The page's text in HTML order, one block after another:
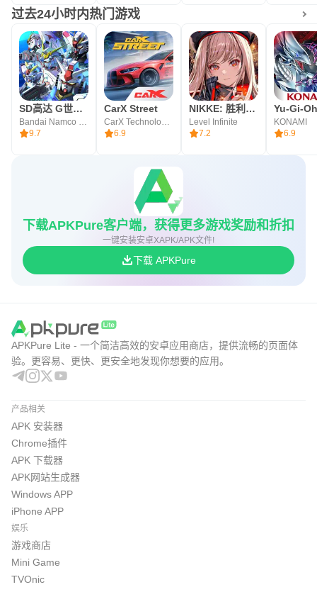
过去24小时内热门游戏
SD高达 G世代 永恒
9.7
CarX Street
6.9
NIKKE: 胜利女神
Level Infinite
7.2
KONAMI
6.9
下载APKPure客户端，获得更多游戏奖励和折扣
一键安装安卓XAPK/APK文件!
下载 APKPure
APKPure Lite - 一个简洁高效的安卓应用商店，提供流畅的页面体
验。更容易、更快、更安全地发现你想要的应用。
产品相关
APK 安装器
Chrome插件
APK 下载器
APK网站生成器
Windows APP
iPhone APP
娱乐
游戏商店
Mini Game
TVOnic